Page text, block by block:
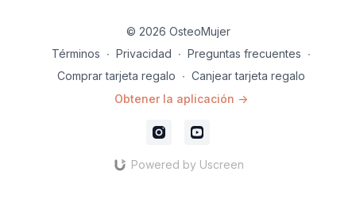
© 2026 OsteoMujer
Términos ∙ Privacidad ∙ Preguntas frecuentes ∙
Comprar tarjeta regalo ∙ Canjear tarjeta regalo
Obtener la aplicación ->
Powered by Uscreen